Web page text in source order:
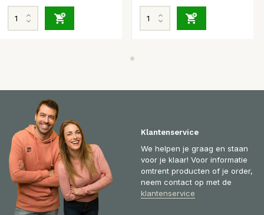
Klantenservice
We helpen je graag en staan
voor je klaar! Voor informatie
omtrent producten of je order,
neem contact op met de
klantenservice